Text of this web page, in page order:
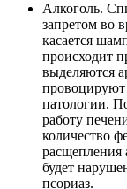
Алкоголь.
запретом во
касается
происходит
выделяются
провоцируют
патологии.
работу
количество
расщепления
будет
псориаз.